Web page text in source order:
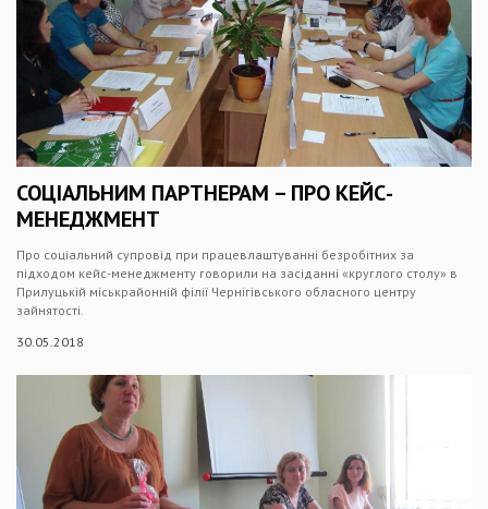
СОЦІАЛЬНИМ ПАРТНЕРАМ – ПРО КЕЙС-
МЕНЕДЖМЕНТ
Про соціальний супровід при працевлаштуванні безробітних за
підходом кейс-менеджменту говорили на засіданні «круглого столу» в
Прилуцькій міськрайонній філії Чернігівського обласного центру
зайнятості.
30.05.2018